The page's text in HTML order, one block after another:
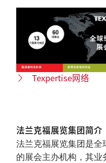
Texpertise网络
法兰克福展览集团简介
法兰克福展览集团是
的展会主办机构，其